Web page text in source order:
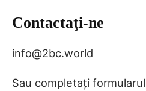
Contactaţi-ne
info@2bc.world
Sau completați